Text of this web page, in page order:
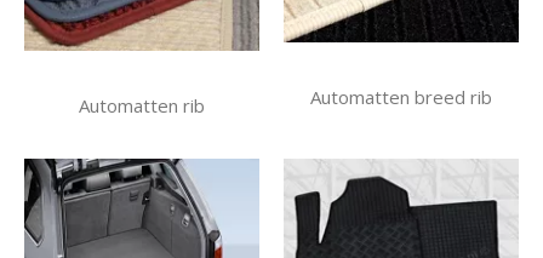
Automatten rib Automatten breed rib